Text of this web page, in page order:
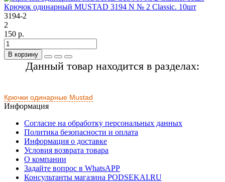
Крючок одинарный MUSTAD 3194 N № 2 Classic. 10шт
3194-2
2
150 р.
В корзину
Данный товар находится в разделах:
Крючки одинарные Mustad
Информация
Согласие на обработку персональных данных
Политика безопасности и оплата
Информация о доставке
Условия возврата товара
О компании
Задайте вопрос в WhatsAPP
Консультанты магазина PODSEKAI.RU